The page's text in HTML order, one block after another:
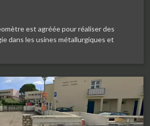
est agréée pour réaliser des
dans les usines métallurgiques et